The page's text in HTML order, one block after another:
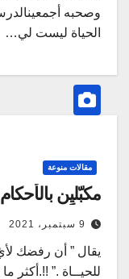
وصحبه
مقالات منوعة
مكبّليِن
9 سبتمبر، 2021
يقال ” أن رفضك لأيّ
للحيــاة .” !!.أكثر